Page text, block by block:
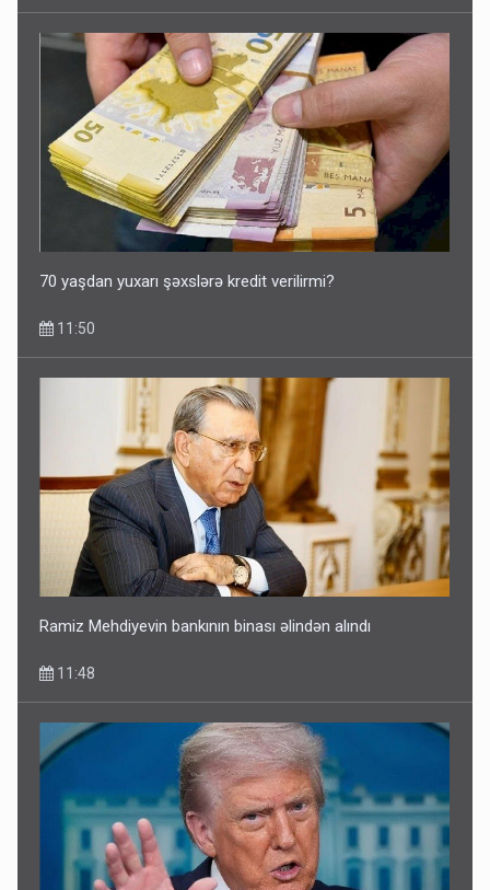
70 yaşdan yuxarı şəxslərə kredit verilirmi?
11:50
Ramiz Mehdiyevin bankının binası əlindən alındı
11:48